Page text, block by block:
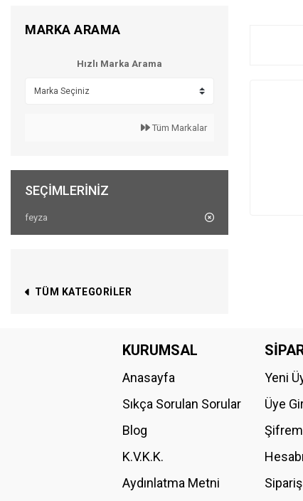
MARKA ARAMA
Hızlı Marka Arama
Tüm Markalar
SEÇIMLERINIZ
feyza
TÜM KATEGORILER
KURUMSAL
Anasayfa
Sıkça Sorulan Sorular
Blog
K.V.K.K.
Aydınlatma Metni
Yeni
Üye